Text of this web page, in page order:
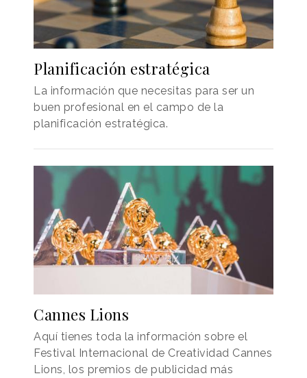
Planificación estratégica
La información que necesitas para ser un
buen profesional en el campo de la
planificación estratégica.
Cannes Lions
Aquí tienes toda la información sobre el
Festival Internacional de Creatividad Cannes
Lions, los premios de publicidad más